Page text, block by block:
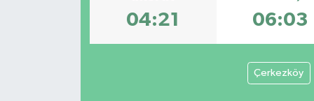
04:21 06:03
Çerkezköy